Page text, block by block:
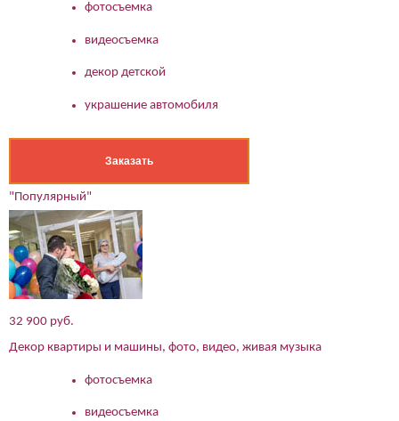
фотосъемка
видеосъемка
декор детской
украшение автомобиля
Заказать
"Популярный"
32 900 руб.
Декор квартиры и машины, фото, видео, живая музыка
фотосъемка
видеосъемка